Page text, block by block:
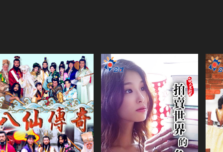
共30集
演員
王耿豪
王美雪
李芳雯
陳俊生
陳怡真
林佑星
共1集
演員
賴雅妍
張孝全
吳震亞
演
白